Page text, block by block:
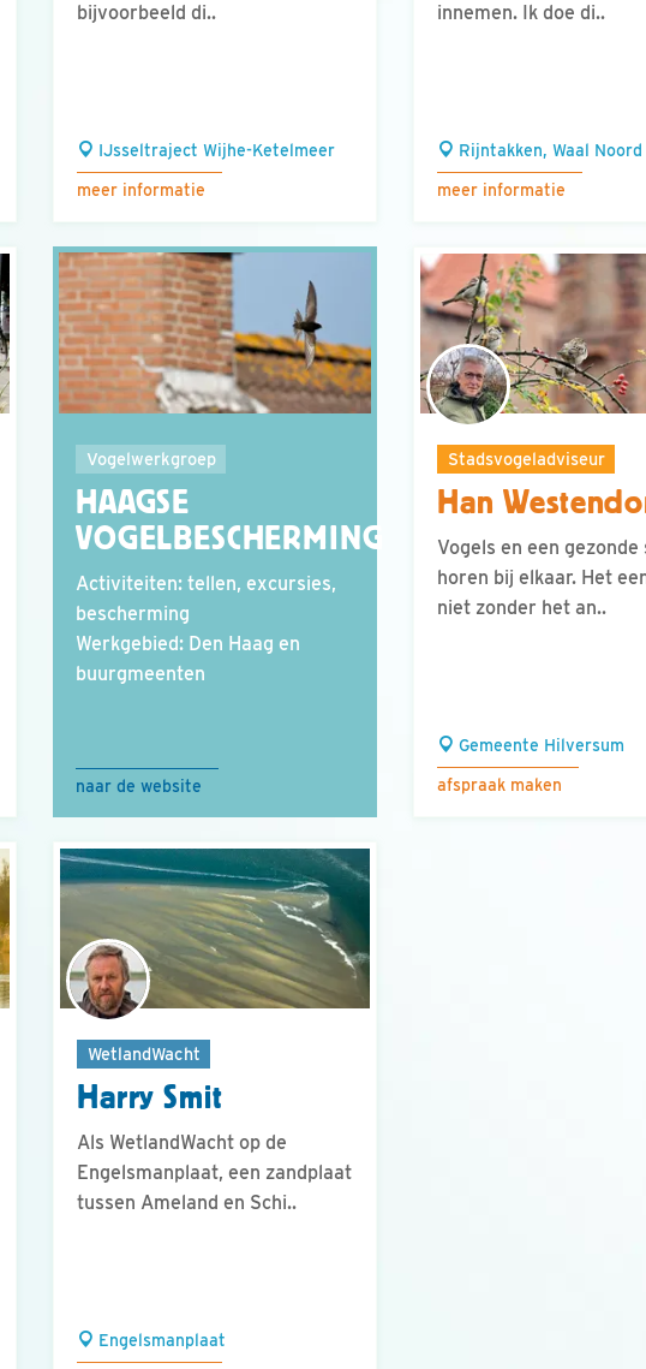
bijvoorbeeld di..
IJsseltraject Wijhe-Ketelmeer
meer informatie
innemen. Ik doe di..
Rijntakken, Waal Noord
meer informatie
Vogelwerkgroep
HAAGSE
VOGELBESCHERMING
Activiteiten: tellen, excursies,
bescherming
Werkgebied: Den Haag en
buurgmeenten
naar de website
Stadsvogeladviseur
Han
Vogels en een gezonde
horen bij elkaar. Het
niet zonder het an..
Gemeente Hilversum
afspraak maken
WetlandWacht
Harry Smit
Als WetlandWacht op de
Engelsmanplaat, een zandplaat
tussen Ameland en Schi..
Engelsmanplaat